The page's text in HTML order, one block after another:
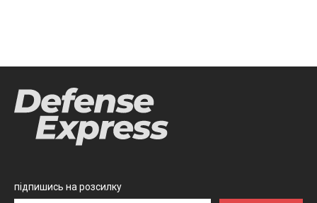
підпишись на розсилку